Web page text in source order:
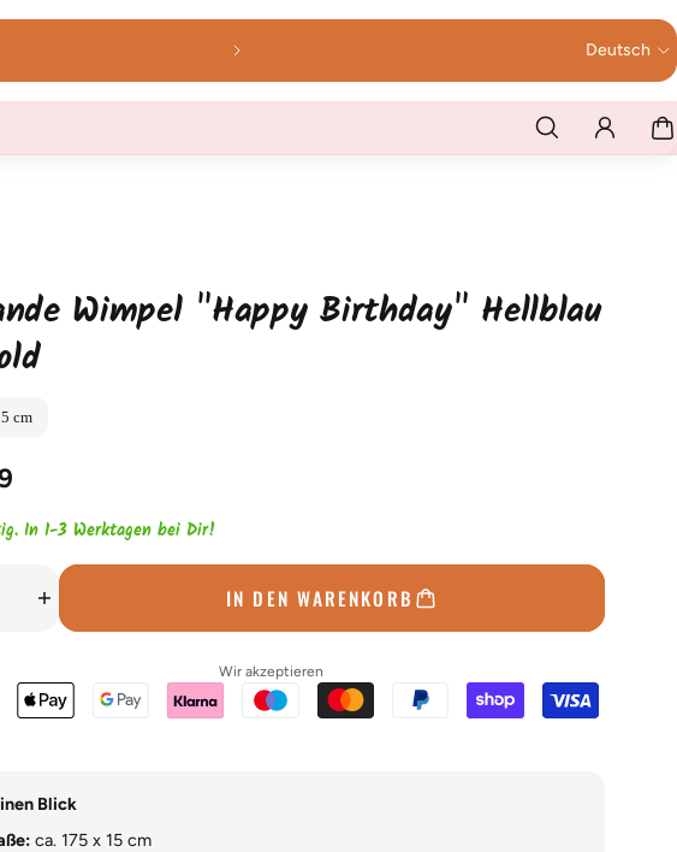
Bis 12 Uhr bestellt - werktags am
Deutsch
Wimpel "Happy Birthday" Hellblau
cm
In 1-3 Werktagen bei Dir!
IN DEN WARENKORB
Wir akzeptieren
Blick
ca. 175 x 15 cm